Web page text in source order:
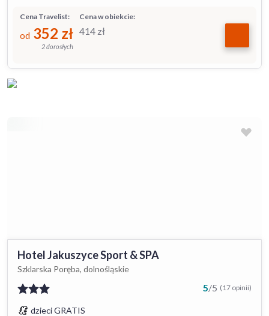
Cena w obiekcie:
414 zł
Cena Travelist:
od 352 zł
2 dorosłych
Hotel Jakuszyce Sport & SPA
Szklarska Poręba, dolnośląskie
5/5 (17 opinii)
dzieci GRATIS